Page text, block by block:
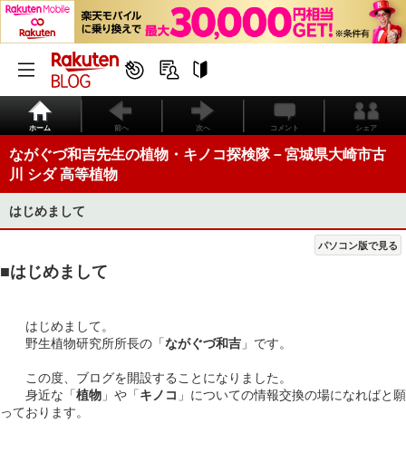
ホーム 前へ 次へ コメント シェア
ながぐづ和吉先生の植物・キノコ探検隊－宮城県大崎市古
川 シダ 高等植物
はじめまして
パソコン版で見る
■はじめまして
はじめまして。
野生植物研究所所長の「ながぐづ和吉 」です。
この度、ブログを開設することになりました。
身近な「植物 」や「キノコ 」についての情報交換の場になればと願
っております。